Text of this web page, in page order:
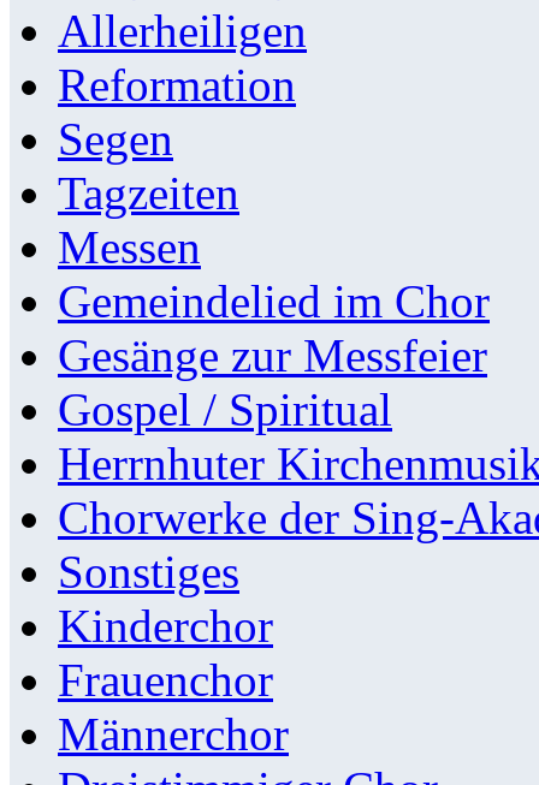
Allerheiligen
Reformation
Segen
Tagzeiten
Messen
Gemeindelied im Chor
Gesänge zur Messfeier
Gospel / Spiritual
Herrnhuter
Chorwerke der Sing-
Sonstiges
Kinderchor
Frauenchor
Männerchor